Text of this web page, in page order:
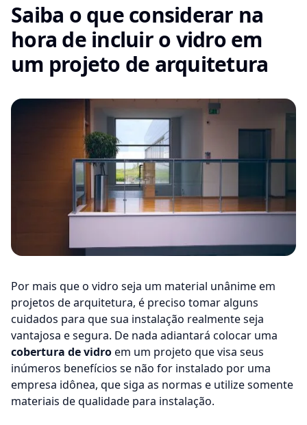
Saiba o que considerar na
hora de incluir o vidro em
um projeto de arquitetura
Por mais que o vidro seja um material unânime em
projetos de arquitetura, é preciso tomar alguns
cuidados para que sua instalação realmente seja
vantajosa e segura. De nada adiantará colocar uma
cobertura de vidroem um projeto que visa seus
inúmeros benefícios se não for instalado por uma
empresa idônea, que siga as normas e utilize somente
materiais de qualidade para instalação.